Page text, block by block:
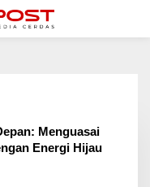
Menguasai
Energi Hijau